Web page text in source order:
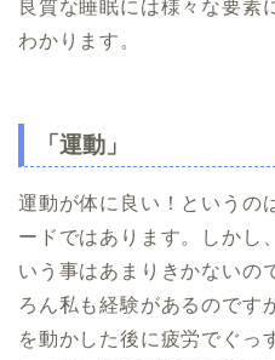
良質な睡眠には様々な要素
わかります。
「運動」
運動が体に良い！というの
ードではあります。しかし
いう事はあまりきかないの
ろん私も経験があるのです
を動かした後に疲労でぐっ